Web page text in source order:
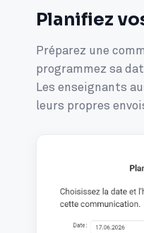
Planifiez
Préparez une
programmez sa
Les enseignants
leurs propres